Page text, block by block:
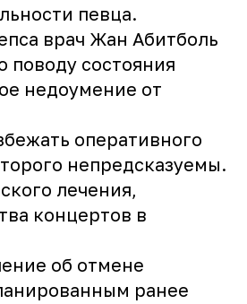
певца.
врач Жан Абитболь
поводу состояния
недоумение от
оперативного
непредсказуемы.
лечения,
концертов в
об отмене
ранее